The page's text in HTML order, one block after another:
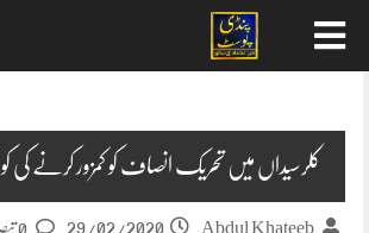
کلرسیداں میں تحریک انصاف کو کمزور کرنے کی
Abdul Khateeb
29/02/2020